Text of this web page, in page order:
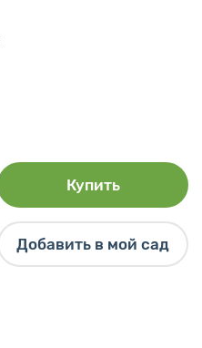
Купить
Добавить в мой сад